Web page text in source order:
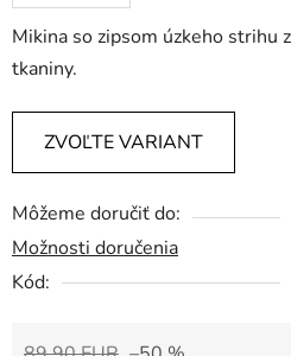
Mikina so zipsom úzkeho strihu
tkaniny.
ZVOĽTE VARIANT
Môžeme doručiť do:
Možnosti doručenia
Kód: